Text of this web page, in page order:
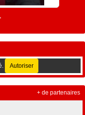
Autoriser
+ de partenaires